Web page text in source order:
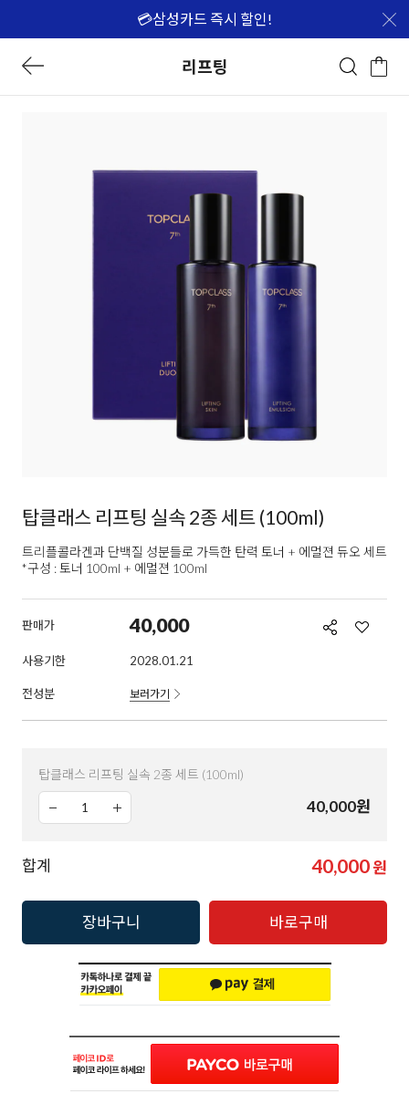
💳삼성카드 즉시 할인!
리프팅
탑클래스 리프팅 실속 2종 세트 (100ml)
트리플콜라겐과 단백질 성분들로 가득한 탄력 토너 + 에멀젼 듀오 세트
*구성 : 토너 100ml + 에멀젼 100ml
판매가 40,000
사용기한 2028.01.21
전성분 보러가기
탑클래스 리프팅 실속 2종 세트 (100ml)
40,000원
합계 40,000원
장바구니 바로구매